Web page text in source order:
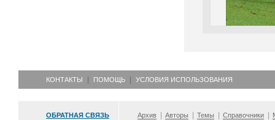
КОНТАКТЫ ПОМОЩЬ УСЛОВИЯ ИСПОЛЬЗОВАНИЯ
ОБРАТНАЯ СВЯЗЬ Архив Авторы Темы Справочники